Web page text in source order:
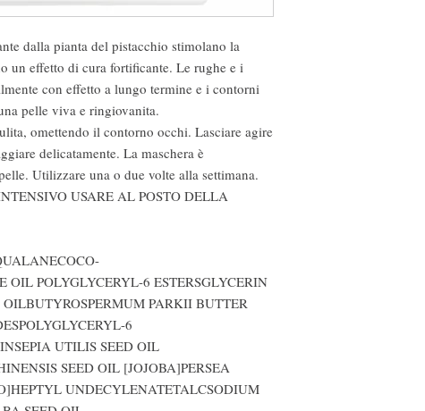
dalla pianta del pistacchio stimolano la
un effetto di cura fortificante. Le rughe e i
con effetto a lungo termine e i contorni
pelle viva e ringiovanita.
omettendo il contorno occhi. Lasciare agire
delicatamente. La maschera è
Utilizzare una o due volte alla settimana.
USARE AL POSTO DELLA
OIL POLYGLYCERYL-6 ESTERSGLYCERIN
PARKII BUTTER
6
UTILIS SEED OIL
SEED OIL [JOJOBA]PERSEA
UNDECYLENATETALCSODIUM